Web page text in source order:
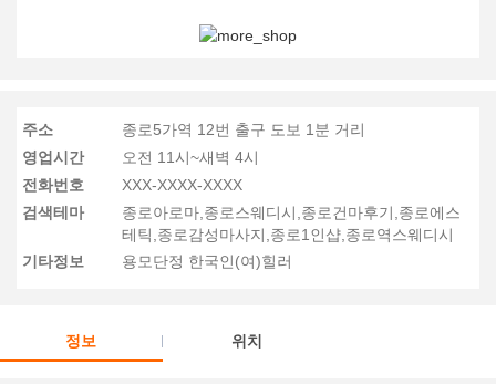
주소
종로5가역 12번 출구 도보 1분 거리
영업시간
오전 11시~새벽 4시
전화번호
XXX-XXXX-XXXX
검색테마
종로아로마,종로스웨디시,종로건마후기,종로에스
테틱,종로감성마사지,종로1인샵,종로역스웨디시
기타정보
용모단정 한국인(여)힐러
정보 위치